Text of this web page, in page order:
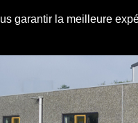
garantir la meilleure
Couverture dans